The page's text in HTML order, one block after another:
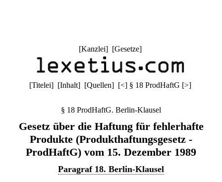
[Kanzlei] [Gesetze]
[Titelei] [Inhalt] [Quellen] [<] § 18 ProdHaftG [>]
§ 18 ProdHaftG. Berlin-Klausel
Gesetz über die Haftung für fehlerhafte
Produkte (Produkthaftungsgesetz -
ProdHaftG) vom 15. Dezember 1989
Paragraf 18. Berlin-Klausel